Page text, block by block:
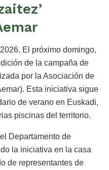
El próximo domingo,
de la campaña de
por la Asociación de
Esta iniciativa sigue
de verano en Euskadi,
piscinas del territorio.
Departamento de
la iniciativa en la casa
de representantes de